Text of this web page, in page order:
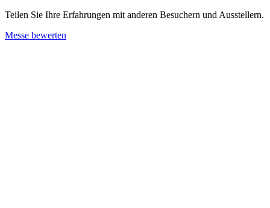
Teilen Sie Ihre Erfahrungen mit anderen Besuchern und Ausstellern.
Messe bewerten